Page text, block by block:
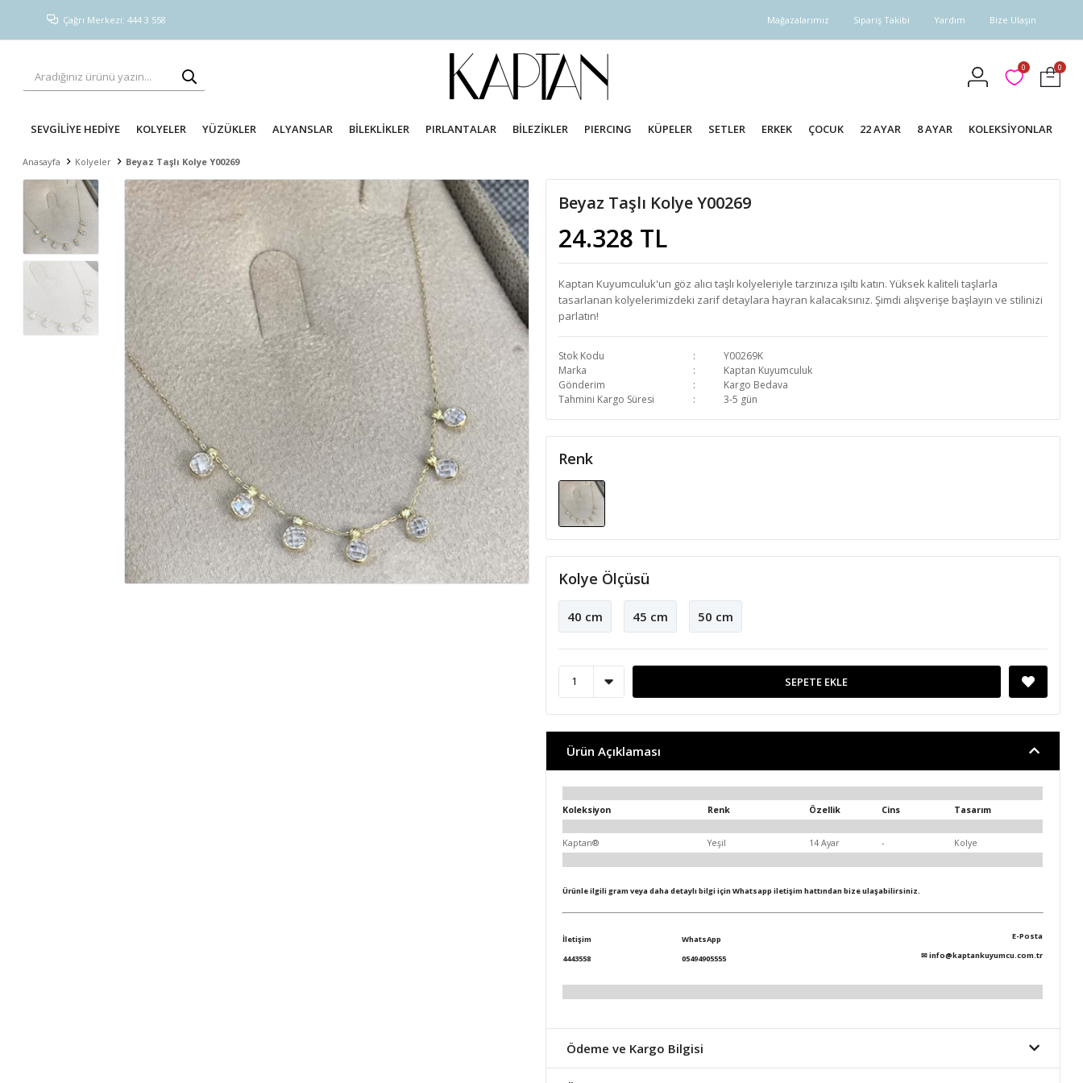
Çağrı Merkezi: 444 3 558 Mağazalarımız Sipariş Takibi Yardım Bize Ulaşın
0 0
SEVGİLİYE HEDİYE KOLYELER YÜZÜKLER ALYANSLAR BİLEKLİKLER PIRLANTALAR BİLEZİKLER PIERCING KÜPELER SETLER ERKEK ÇOCUK 22 AYAR 8 AYAR KOLEKSİYONLAR
Anasayfa Kolyeler Beyaz Taşlı Kolye Y00269
Beyaz Taşlı Kolye Y00269
24.328 TL
Kaptan Kuyumculuk'un göz alıcı taşlı kolyeleriyle tarzınıza ışıltı katın. Yüksek kaliteli taşlarla
tasarlanan kolyelerimizdeki zarif detaylara hayran kalacaksınız. Şimdi alışverişe başlayın ve stilinizi
parlatın!
Stok Kodu
Y00269K
Marka
Kaptan Kuyumculuk
Gönderim
Kargo Bedava
Tahmini Kargo Süresi
3-5 gün
Renk
Kolye Ölçüsü
40 cm 45 cm 50 cm
SEPETE EKLE
Ürün Açıklaması
Koleksiyon Renk Özellik Cins Tasarım
Kaptan® Yeşil 14 Ayar - Kolye
Ürünle ilgili gram veya daha detaylı bilgi için Whatsapp iletişim hattından bize ulaşabilirsiniz.
İletişim
4443558
WhatsApp
05494905555
E-Posta
✉info@kaptankuyumcu.com.tr
Ödeme ve Kargo Bilgisi